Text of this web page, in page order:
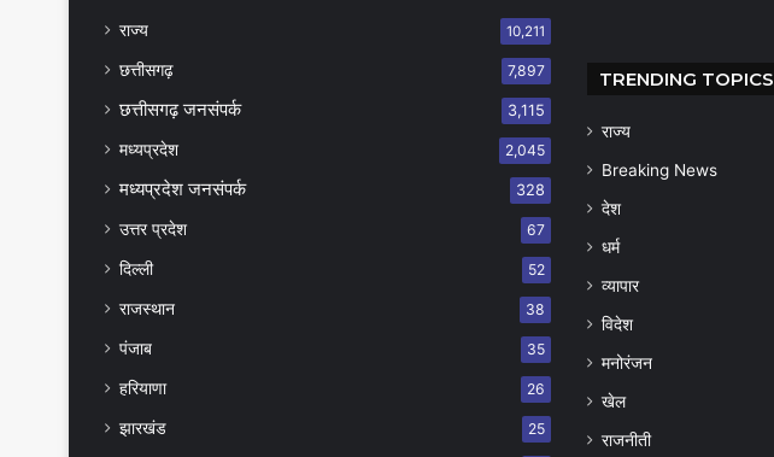
राज्य 10,211
छत्तीसगढ़ 7,897
छत्तीसगढ़ जनसंपर्क 3,115
मध्यप्रदेश 2,045
मध्यप्रदेश जनसंपर्क 328
उत्तर प्रदेश 67
दिल्ली 52
राजस्थान 38
पंजाब 35
हरियाणा 26
झारखंड 25
TRENDING TOPICS
राज्य
Breaking News
देश
धर्म
व्यापार
विदेश
मनोरंजन
खेल
राजनीती